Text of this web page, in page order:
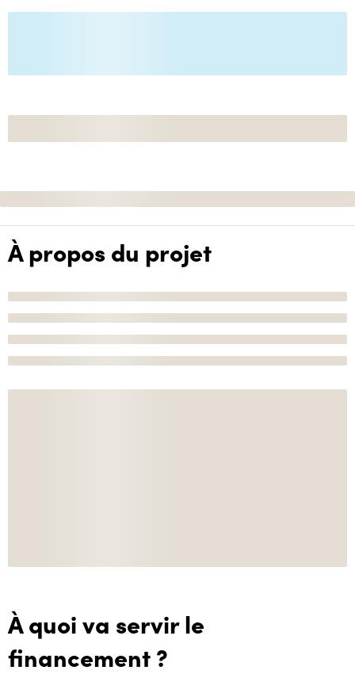
À propos du projet
À quoi va servir le
financement ?